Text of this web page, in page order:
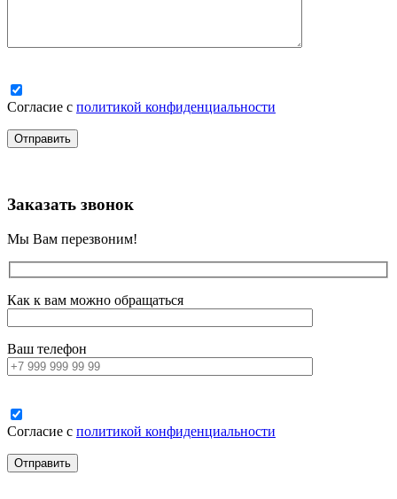
Согласие с политикой конфиденциальности
Заказать звонок
Мы Вам перезвоним!
Как к вам можно обращаться
Ваш телефон
Согласие с политикой конфиденциальности